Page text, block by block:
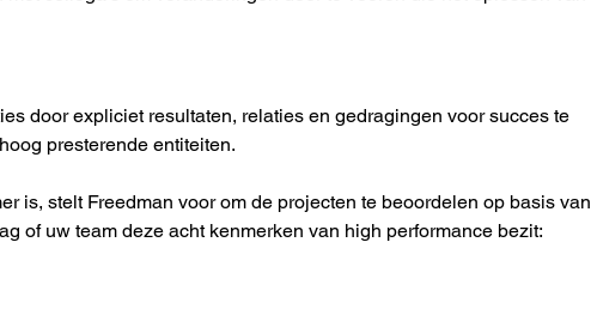
door expliciet resultaten, relaties en gedragingen voor succes te
presterende entiteiten.
is, stelt Freedman voor om de projecten te beoordelen op basis van
of uw team deze acht kenmerken van high performance bezit: